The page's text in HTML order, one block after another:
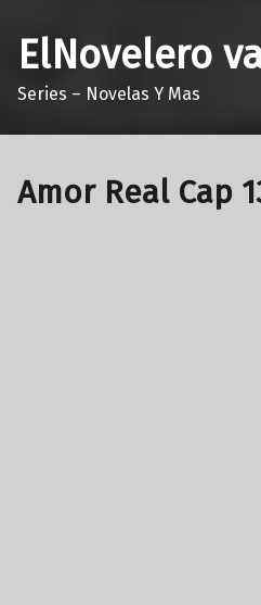
ElNovelero
Series – Novelas Y Mas
Amor Real Cap